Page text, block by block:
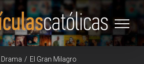
Drama / El Gran Milagro